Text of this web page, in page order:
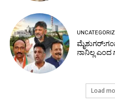
ನಾನಿಲ್ಲ
Load